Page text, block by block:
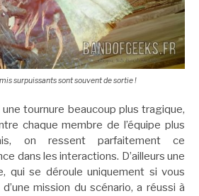
surpuissants sont souvent de sortie !
tournure beaucoup plus tragique,
chaque membre de l’équipe plus
on ressent parfaitement ce
dans les interactions. D’ailleurs une
qui se déroule uniquement si vous
mission du scénario, a réussi à